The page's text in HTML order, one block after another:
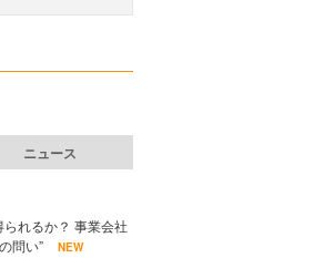
ニュース
れるか？ 事業会社
問い”
NEW